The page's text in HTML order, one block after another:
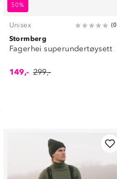
50%
Unisex (0
Stormberg
Fagerhei superundertøysett
149,- 299,-